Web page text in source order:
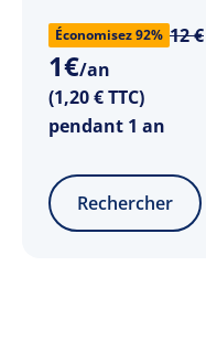
Économisez 92% 12 €
1€/an
(1,20 € TTC)
pendant 1 an
Rechercher